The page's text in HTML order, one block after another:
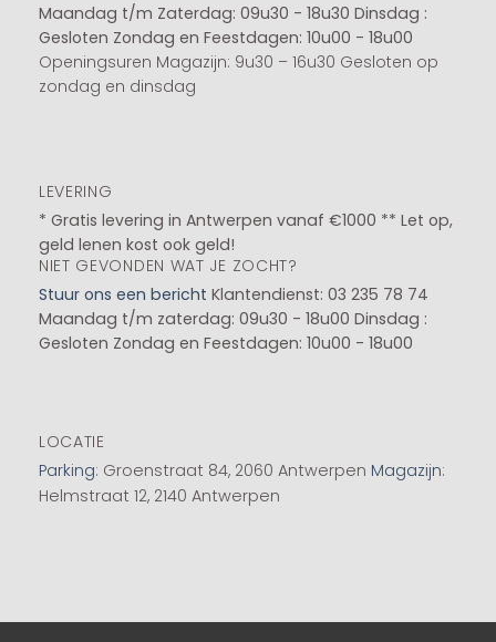
Maandag t/m Zaterdag: 09u30 - 18u30 Dinsdag :
Gesloten Zondag en Feestdagen: 10u00 - 18u00
Openingsuren Magazijn: 9u30 – 16u30 Gesloten op
zondag en dinsdag
LEVERING
* Gratis levering in Antwerpen vanaf €1000 ** Let op,
geld lenen kost ook geld!
NIET GEVONDEN WAT JE ZOCHT?
Stuur ons een bericht Klantendienst: 03 235 78 74
Maandag t/m zaterdag: 09u30 - 18u00 Dinsdag :
Gesloten Zondag en Feestdagen: 10u00 - 18u00
LOCATIE
Parking: Groenstraat 84, 2060 Antwerpen Magazijn:
Helmstraat 12, 2140 Antwerpen